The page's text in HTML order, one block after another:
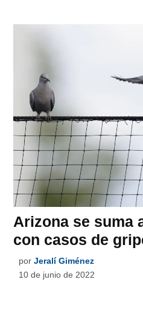
Arizona se suma
con casos de
por Jeralí Giménez
10 de junio de 2022